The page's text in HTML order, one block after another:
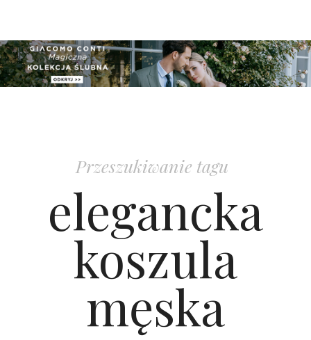
ZGŁOSZENIA
KSIĄŻKI BRIDELLE
Przeszukiwanie tagu
elegancka
koszula
męska